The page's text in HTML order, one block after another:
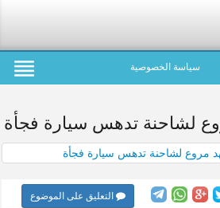
سياسة الخصوصية
لشاحنة تدهس سيارة فجأة
التعليق على الموضوع